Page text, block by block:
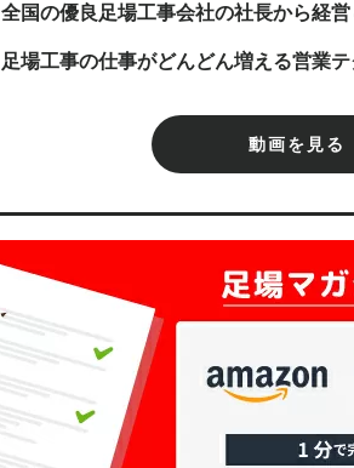
全国の優良足場工事会社の社長から経
足場工事の仕事がどんどん増える営業テ
動画を見る